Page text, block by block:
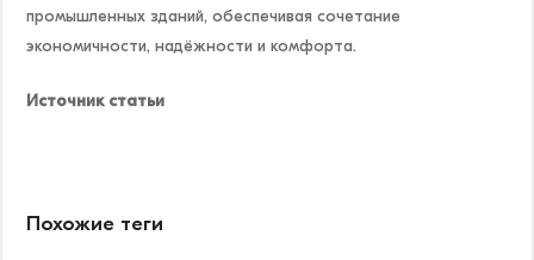
промышленных зданий, обеспечивая сочетание
экономичности, надёжности и комфорта.
Источник статьи
Похожие теги